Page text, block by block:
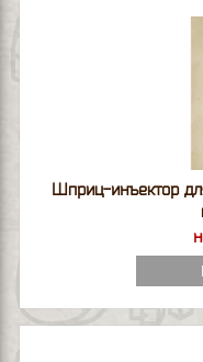
Шприц-инъектор